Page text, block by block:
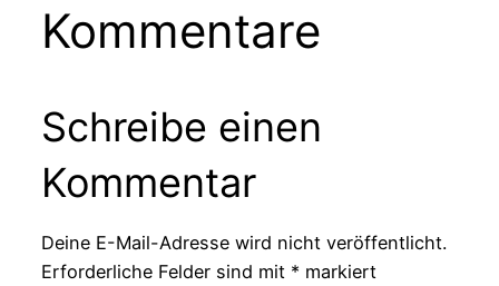
Kommentare
Schreibe einen
Kommentar
Deine E-Mail-Adresse wird nicht veröffentlicht.
Erforderliche Felder sind mit * markiert